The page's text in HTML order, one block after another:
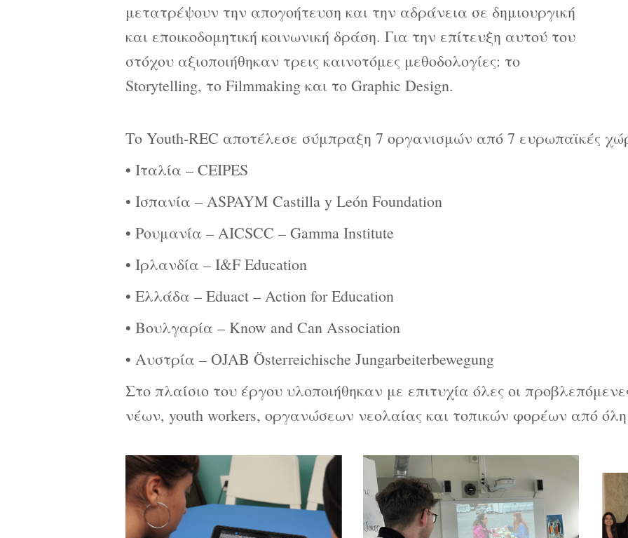
μετατρέψουν την απογοήτευση και την αδράνεια σε δημιουργική
και εποικοδομητική κοινωνική δράση. Για την επίτευξη αυτού του
στόχου αξιοποιήθηκαν τρεις καινοτόμες μεθοδολογίες: το
Storytelling, το Filmmaking και το Graphic Design.
Το Youth-REC αποτέλεσε σύμπραξη 7 οργανισμών από 7 ευρωπαϊκές
• Ιταλία – CEIPES
• Ισπανία – ASPAYM Castilla y León Foundation
• Ρουμανία – AICSCC – Gamma Institute
• Ιρλανδία – I&F Education
• Ελλάδα – Eduact – Action for Education
• Βουλγαρία – Know and Can Association
• Αυστρία – OJAB Österreichische Jungarbeiterbewegung
Στο πλαίσιο του έργου υλοποιήθηκαν με επιτυχία όλες οι
νέων, youth workers, οργανώσεων νεολαίας και τοπικών φορέων από